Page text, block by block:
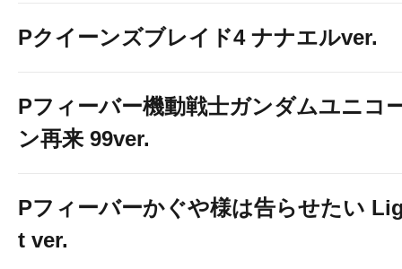
Pクイーンズブレイド4 ナナエルver.
Pフィーバー機動戦士ガンダムユニコ
ン再来 99ver.
Pフィーバーかぐや様は告らせたい
t ver.